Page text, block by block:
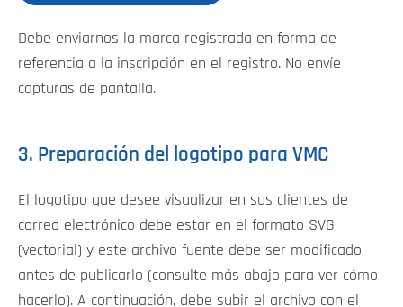
Debe enviarnos la marca registrada en forma de
referencia a la inscripción en el registro. No envíe
capturas de pantalla.
3. Preparación del logotipo para VMC
El logotipo que desee visualizar en sus clientes de
correo electrónico debe estar en el formato SVG
(vectorial) y este archivo fuente debe ser modificado
antes de publicarlo (consulte más abajo para ver cómo
hacerlo). A continuación, debe subir el archivo con el